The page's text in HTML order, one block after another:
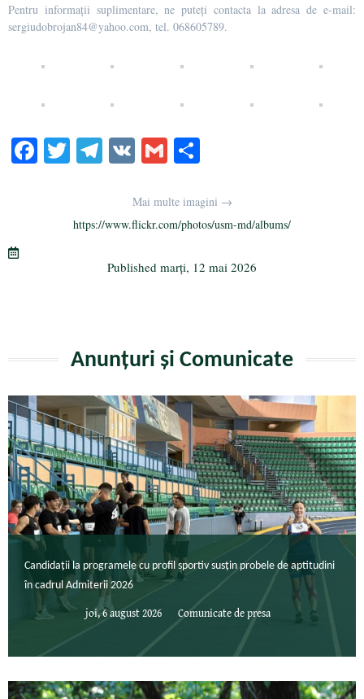
Pentru informații suplimentare, ne puteți contacta la adresa de e-mail:
sergiudobrojan84@yahoo.com, tel. 068605789.
Fa T
r
Te
a
m
V G
ailaj
ea
ză
Mai multe imagini →
https://www.flickr.com/photos/usm-md/albums/
Published marți, 12 mai 2026
Anunțuri și Comunicate
Candidații la programele cu profil sportiv susțin probele de aptitudini
în cadrul Admiterii 2026
joi, 6 august 2026 Comunicate de presa